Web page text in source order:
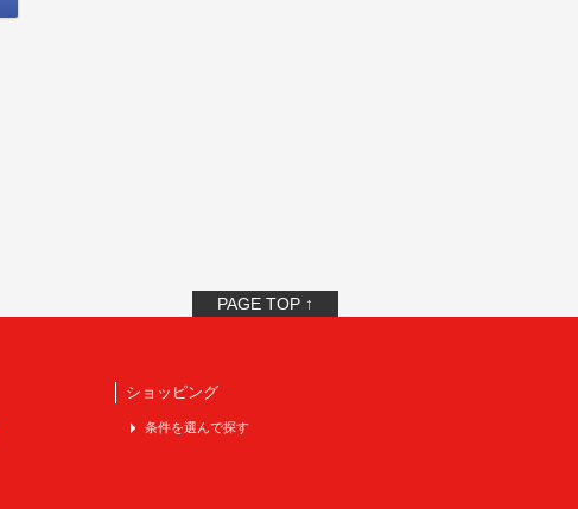
PAGE TOP ↑
ショッピング
条件を選んで探す